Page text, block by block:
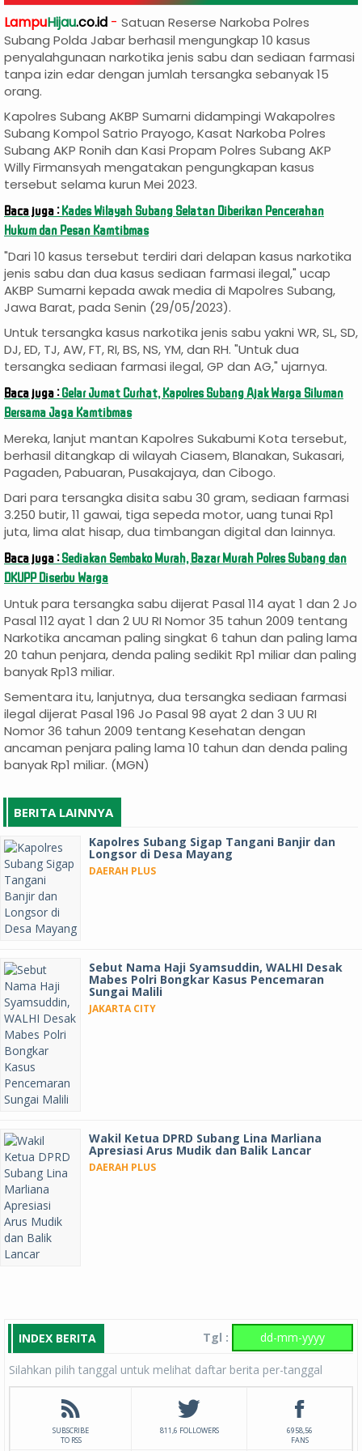
LampuHijau.co.id - Satuan Reserse Narkoba Polres
Subang Polda Jabar berhasil mengungkap 10 kasus
penyalahgunaan narkotika jenis sabu dan sediaan farmasi
tanpa izin edar dengan jumlah tersangka sebanyak 15
orang.
Kapolres Subang AKBP Sumarni didampingi Wakapolres
Subang Kompol Satrio Prayogo, Kasat Narkoba Polres
Subang AKP Ronih dan Kasi Propam Polres Subang AKP
Willy Firmansyah mengatakan pengungkapan kasus
tersebut selama kurun Mei 2023.
Baca juga :Kades Wilayah Subang Selatan Diberikan Pencerahan
Hukum dan Pesan Kamtibmas
"Dari 10 kasus tersebut terdiri dari delapan kasus narkotika
jenis sabu dan dua kasus sediaan farmasi ilegal," ucap
AKBP Sumarni kepada awak media di Mapolres Subang,
Jawa Barat, pada Senin (29/05/2023).
Untuk tersangka kasus narkotika jenis sabu yakni WR, SL, SD,
DJ, ED, TJ, AW, FT, RI, BS, NS, YM, dan RH. "Untuk dua
tersangka sediaan farmasi ilegal, GP dan AG," ujarnya.
Baca juga :Gelar Jumat Curhat, Kapolres Subang Ajak Warga Siluman
Bersama Jaga Kamtibmas
Mereka, lanjut mantan Kapolres Sukabumi Kota tersebut,
berhasil ditangkap di wilayah Ciasem, Blanakan, Sukasari,
Pagaden, Pabuaran, Pusakajaya, dan Cibogo.
Dari para tersangka disita sabu 30 gram, sediaan farmasi
3.250 butir, 11 gawai, tiga sepeda motor, uang tunai Rp1
juta, lima alat hisap, dua timbangan digital dan lainnya.
Baca juga :Sediakan Sembako Murah, Bazar Murah Polres Subang dan
DKUPP Diserbu Warga
Untuk para tersangka sabu dijerat Pasal 114 ayat 1 dan 2 Jo
Pasal 112 ayat 1 dan 2 UU RI Nomor 35 tahun 2009 tentang
Narkotika ancaman paling singkat 6 tahun dan paling lama
20 tahun penjara, denda paling sedikit Rp1 miliar dan paling
banyak Rp13 miliar.
Sementara itu, lanjutnya, dua tersangka sediaan farmasi
ilegal dijerat Pasal 196 Jo Pasal 98 ayat 2 dan 3 UU RI
Nomor 36 tahun 2009 tentang Kesehatan dengan
ancaman penjara paling lama 10 tahun dan denda paling
banyak Rp1 miliar. (MGN)
BERITA LAINNYA
Kapolres Subang Sigap Tangani Banjir dan
Longsor di Desa Mayang
DAERAH PLUS
Sebut Nama Haji Syamsuddin, WALHI Desak
Mabes Polri Bongkar Kasus Pencemaran
Sungai Malili
JAKARTA CITY
Wakil Ketua DPRD Subang Lina Marliana
Apresiasi Arus Mudik dan Balik Lancar
DAERAH PLUS
INDEX BERITA Tgl :
Silahkan pilih tanggal untuk melihat daftar berita per-tanggal
SUBSCRIBE
TO RSS
811,6 FOLLOWERS
6958,56
FANS